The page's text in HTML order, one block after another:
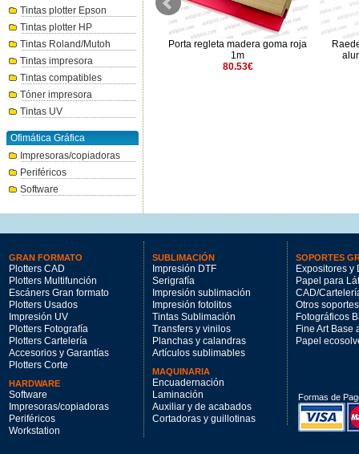
Tintas plotter Epson
Tintas plotter HP
Tintas Roland/Mutoh
Tintas impresora
Tintas compatibles
Tóner impresora
Tintas UV
Ofimática Gráfica
Impresoras/copiadoras
Periféricos
Software
Porta regleta aluminio goma
87.05€
Porta regleta madera goma roja
1m
80.53€
GRAN FORMATO
Plotters CAD
Plotters Multifunción
Escáners Gran formato
Plotters Usados
Impresión UV
Plotters Fotografía
Plotters Cartelería
Accesorios y Garantías
Plotters Corte
HARDWARE
Software
Impresoras/copiadoras
Periféricos
Workstation
SUBLIMACIÓN
Impresión DTF
Serigrafía
Impresión sublimación
Impresión fotolitos
Tintas Sublimación
Transfers y vinilos
Planchas y calandras
Artículos sublimables
MAQUINARIA
Encuadernación
Laminación
Auxiliar y de acabados
Cortadoras y guillotinas
SOPORTES
Expositores y
Papel para
CAD/
Otros soportes
Fotográficos
Fine Art Base
Papel
Formas de